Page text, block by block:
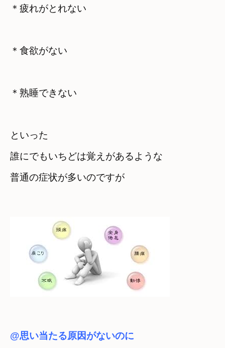
＊疲れがとれない
＊食欲がない
＊熟睡できない
といった
誰にでもいちどは覚えがあるような
普通の症状が多いのですが
@思い当たる原因がないのに